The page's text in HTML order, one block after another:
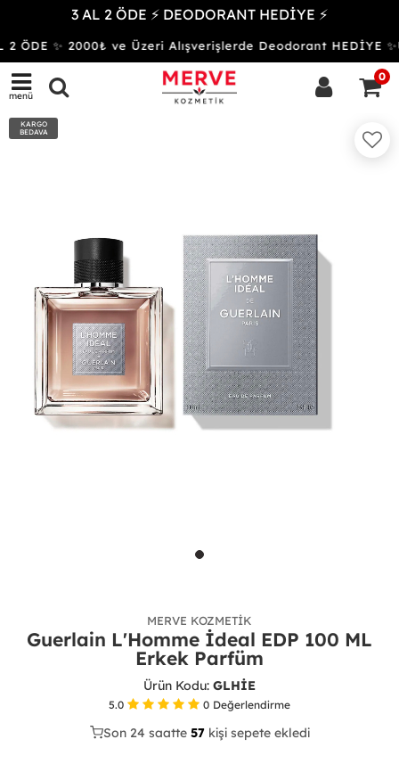
3 AL 2 ÖDE ⚡ DEODORANT HEDİYE ⚡
ÖDE ✨ 2000₺ ve Üzeri Alışverişlerde Deodorant HEDİYE
menü
0
KARGO
BEDAVA
MERVE KOZMETIK
Guerlain L'Homme İdeal EDP 100 ML
Erkek Parfüm
Ürün Kodu: GLHİE
5.0 0 Değerlendirme
29
Son 24 saatte 57 kişi sepete ekledi
23